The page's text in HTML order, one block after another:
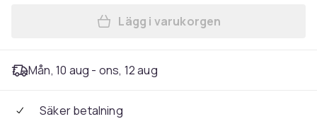
Lägg till The Fantastic
Lägg i varukorgen
Mån, 10 aug - ons, 12 aug
Säker betalning